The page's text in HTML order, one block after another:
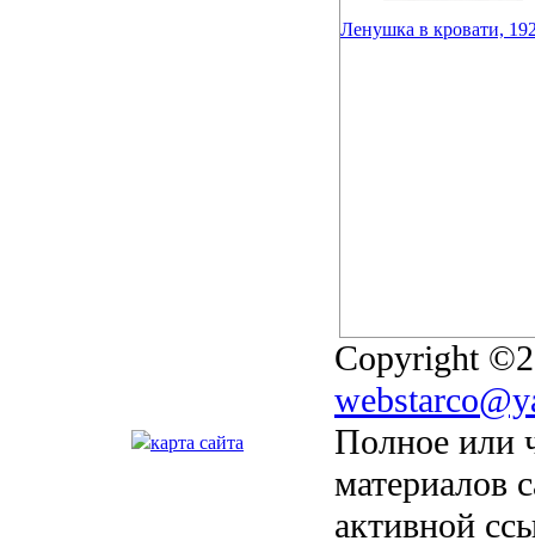
Ленушка в кровати,
карта сайта
Copyright
Полное или
материалов
активной